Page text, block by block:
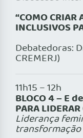
“COMO CRIAR
INCLUSIVOS
Debatedoras:
CREMERJ)
11h15 – 12h
BLOCO 4 – E
PARA
Liderança